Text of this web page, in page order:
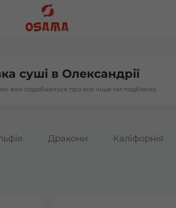
суші в Олександрії
вам подобаються про все інше ми подбаємо
Дракони Каліфорнія